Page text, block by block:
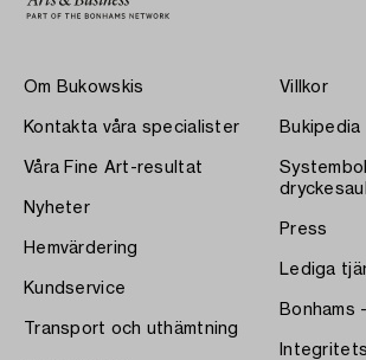
Om Bukowskis
Kontakta våra specialister
Våra Fine Art-resultat
Nyheter
Hemvärdering
Kundservice
Transport och uthämtning
Villkor
Bukipedia
Press
Lediga
Bonhams